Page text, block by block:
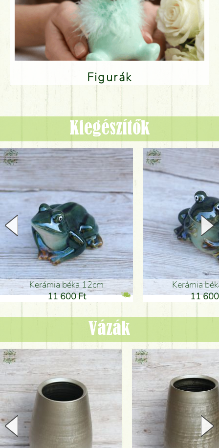
Figurák
Kiegészítők
Kerámia béka 12cm
11 600 Ft
Kerámia
11
Vázák